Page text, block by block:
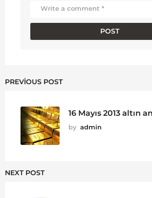
PREVIOUS POST
16 Mayıs 2013 altın
by admin
NEXT POST